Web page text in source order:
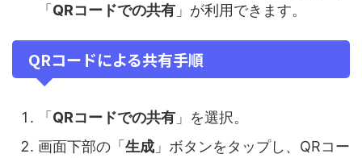
「QRコードでの共有 」が利用できます。
QRコードによる共有手順
「QRコードでの共有 」を選択。
画面下部の「生成 」ボタンをタップし、QRコー